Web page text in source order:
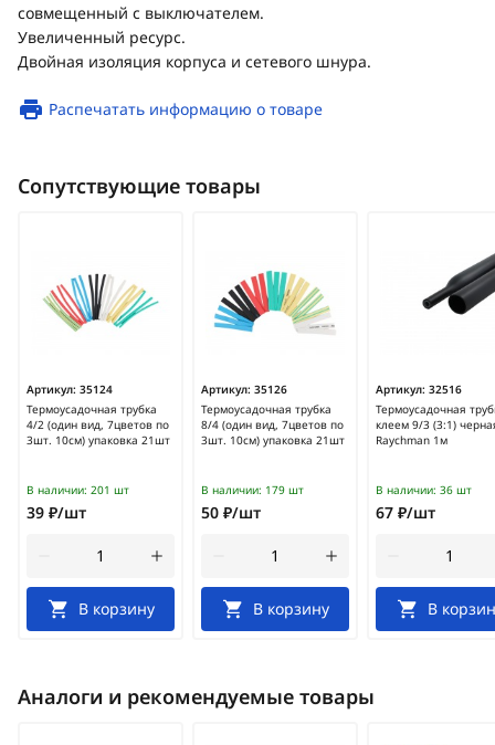
совмещенный с выключателем.
Увеличенный ресурс.
Двойная изоляция корпуса и сетевого шнура.
Распечатать информацию о товаре
Сопутствующие товары
Артикул: 35124
Термоусадочная трубка
4/2 (один вид, 7цветов по
3шт. 10см) упаковка 21шт
В наличии: 201 шт
39 ₽/шт
В корзину
Артикул: 35126
Термоусадочная трубка
8/4 (один вид, 7цветов по
3шт. 10см) упаковка 21шт
В наличии: 179 шт
50 ₽/шт
В корзину
Артикул: 32516
Термоусадочная
клеем 9/3 (3:1)
Raychman 1м
В наличии: 36 шт
67 ₽/шт
В
Аналоги и рекомендуемые товары